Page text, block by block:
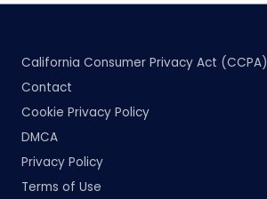
California Consumer Privacy Act (CCPA)
Contact
Cookie Privacy Policy
DMCA
Privacy Policy
Terms of Use